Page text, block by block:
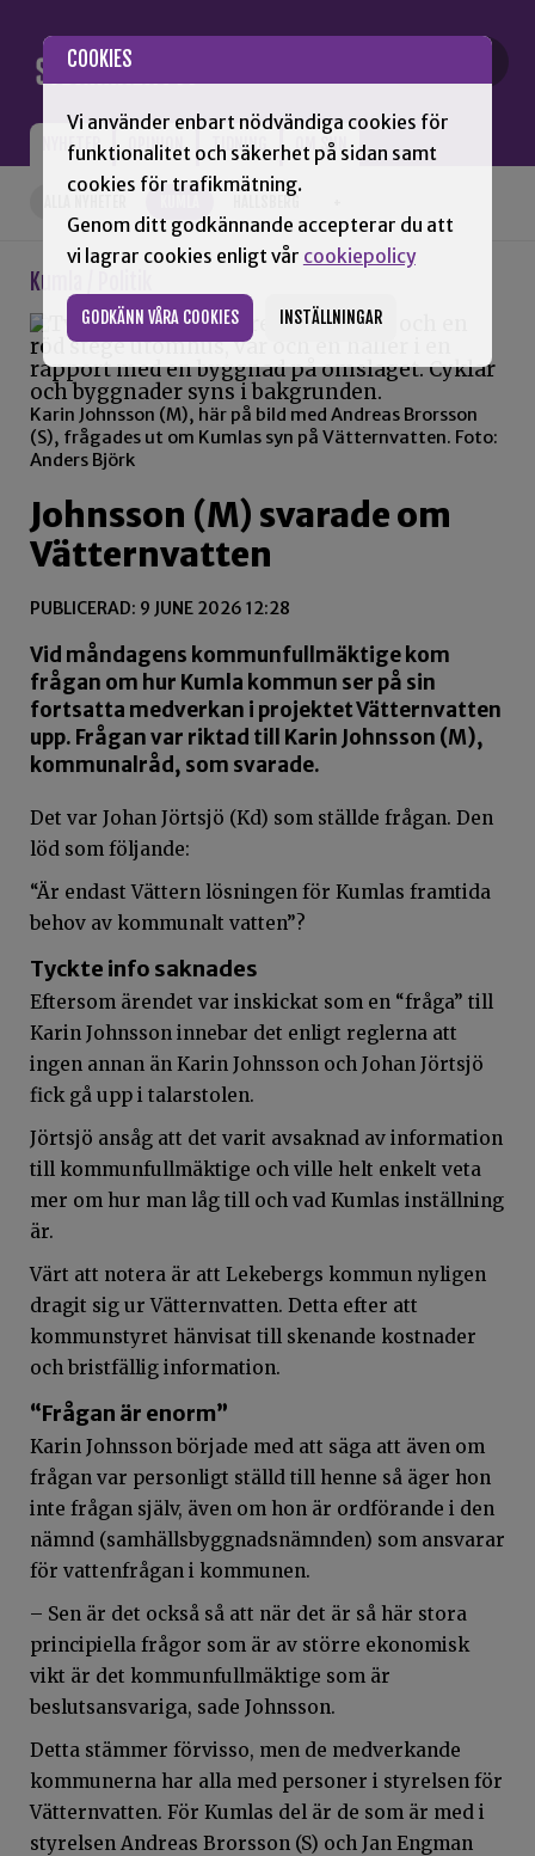
COOKIES
Vi använder enbart nödvändiga cookies för
funktionalitet och säkerhet på sidan samt
cookies för trafikmätning.
Genom ditt godkännande accepterar du att
vi lagrar cookies enligt vår cookiepolicy
GODKÄNN VÅRA COOKIES INSTÄLLNINGAR
NYHETER OPINION TIDNING OM SNN
HALLSBERG
Kumla / Politik
Karin Johnsson (M), här på bild med Andreas Brorsson
(S), frågades ut om Kumlas syn på Vätternvatten. Foto:
Anders Björk
Johnsson (M) svarade om
Vätternvatten
PUBLICERAD: 9 JUNE 2026 12:28
Vid måndagens kommunfullmäktige kom
frågan om hur Kumla kommun ser på sin
fortsatta medverkan i projektet Vätternvatten
upp. Frågan var riktad till Karin Johnsson (M),
kommunalråd, som svarade.
Det var Johan Jörtsjö (Kd) som ställde frågan. Den
löd som följande:
“Är endast Vättern lösningen för Kumlas framtida
behov av kommunalt vatten”?
Tyckte info saknades
Eftersom ärendet var inskickat som en “fråga” till
Karin Johnsson innebar det enligt reglerna att
ingen annan än Karin Johnsson och Johan Jörtsjö
fick gå upp i talarstolen.
Jörtsjö ansåg att det varit avsaknad av information
till kommunfullmäktige och ville helt enkelt veta
mer om hur man låg till och vad Kumlas inställning
är.
Värt att notera är att Lekebergs kommun nyligen
dragit sig ur Vätternvatten. Detta efter att
kommunstyret hänvisat till skenande kostnader
och bristfällig information.
“Frågan är enorm”
Karin Johnsson började med att säga att även om
frågan var personligt ställd till henne så äger hon
inte frågan själv, även om hon är ordförande i den
nämnd (samhällsbyggnadsnämnden) som ansvarar
för vattenfrågan i kommunen.
– Sen är det också så att när det är så här stora
principiella frågor som är av större ekonomisk
vikt är det kommunfullmäktige som är
beslutsansvariga, sade Johnsson.
Detta stämmer förvisso, men de medverkande
kommunerna har alla med personer i styrelsen för
Vätternvatten. För Kumlas del är de som är med i
styrelsen Andreas Brorsson (S) och Jan Engman